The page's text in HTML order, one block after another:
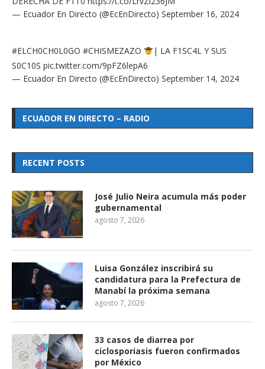
— Ecuador En Directo (@EcEnDirecto) September 16, 2024
#ELCH0CH0L0GO #CHISMEZAZO
| LA F1SC4L Y SUS
S0C10S pic.twitter.com/9pFZ6lepA6
— Ecuador En Directo (@EcEnDirecto) September 14, 2024
ECUADOR EN DIRECTO – RADIO
RECENT POSTS
José Julio Neira acumula más poder
gubernamental
agosto 7, 2026
Luisa González inscribirá su
candidatura para la Prefectura de
Manabí la próxima semana
agosto 7, 2026
33 casos de diarrea por
ciclosporiasis fueron confirmados
por México